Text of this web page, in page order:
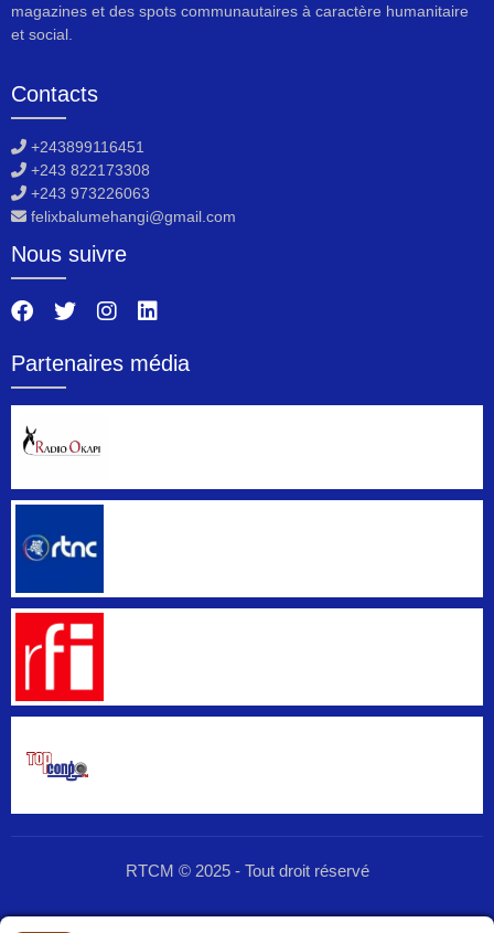
magazines et des spots communautaires à caractère humanitaire
et social.
Contacts
+243899116451
+243 822173308
+243 973226063
felixbalumehangi@gmail.com
Nous suivre
Partenaires média
RTCM © 2025 - Tout droit réservé